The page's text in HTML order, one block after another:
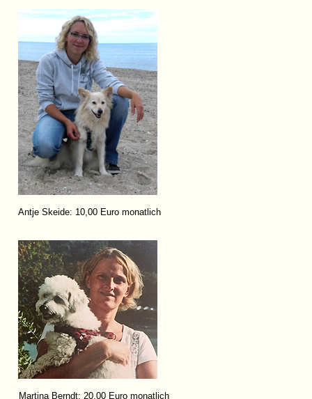
Antje Skeide: 10,00 Euro monatlich
Martina Berndt: 20,00 Euro monatlich